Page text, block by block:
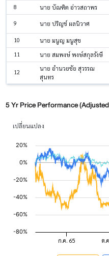
8
นาย บัณฑิต อ่าวสถาพร
9 นาย ปริญช์ ผลนิวาศ
10
นาย มนูญ มนูสุข
11
นาย สมพงษ์ พงษ์สกุลรังษี
12
นาย อำนวยชัย สุวรรณ
สุนทร
5 Yr Price Performance
เปลี่ยนแปลง